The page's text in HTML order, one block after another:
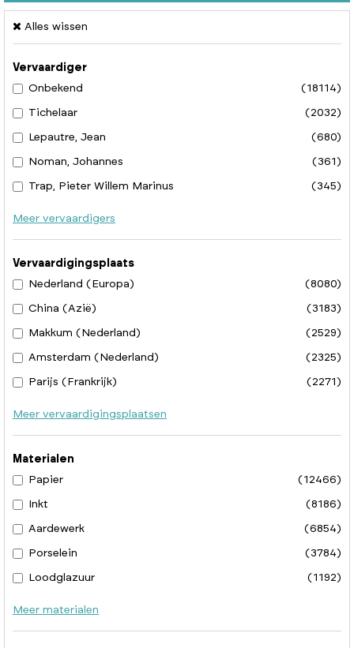
Alles wissen
Vervaardiger
Onbekend
(18114)
Tichelaar (2032)
Lepautre, Jean (680)
Noman, Johannes (361)
Trap, Pieter Willem Marinus (345)
Meer vervaardigers
Vervaardigingsplaats
Nederland (Europa)
(8080)
China (Azië) (3183)
Makkum (Nederland) (2529)
Amsterdam (Nederland) (2325)
Parijs (Frankrijk) (2271)
Meer vervaardigingsplaatsen
Materialen
Papier
(12466)
Inkt (8186)
Aardewerk (6854)
Porselein (3784)
Loodglazuur (1192)
Meer materialen